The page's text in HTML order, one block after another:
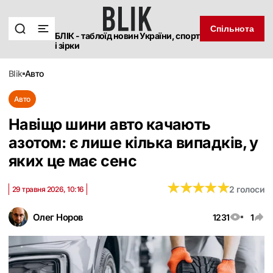
БЛІК - таблоїд новин України, спорт
і зірки
Спільнота
blik авто
Авто
Навіщо шини авто качають
азотом: є лише кілька випадків, у
яких це має сенс
Олег Норов 1231 1
29 травня 2026, 10:16 ★★★★★
★★★★★2 голоси